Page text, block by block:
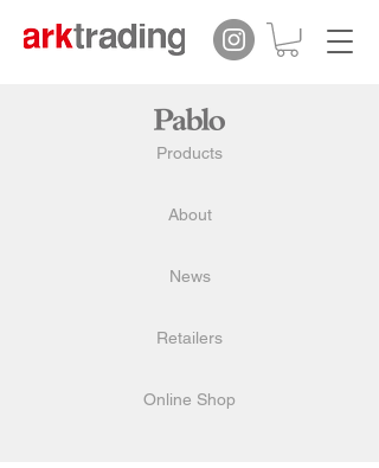
Products
About
News
Retailers
Online Shop